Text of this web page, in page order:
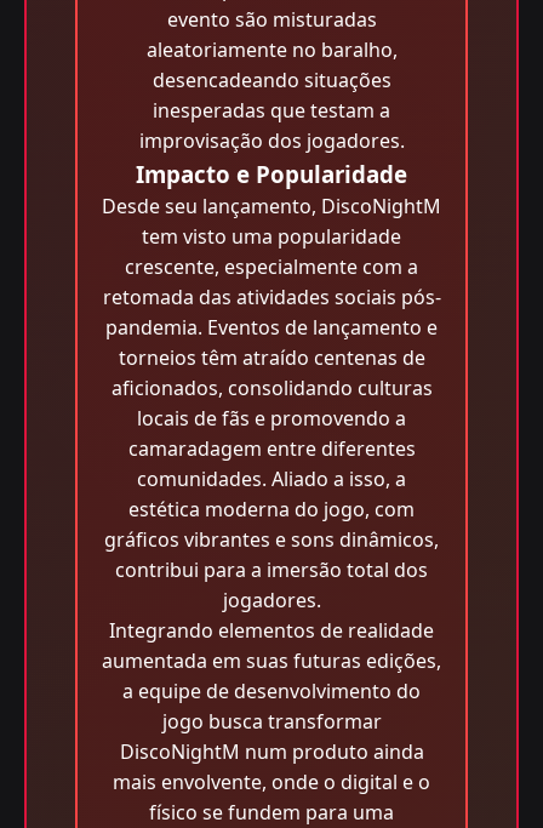
evento são misturadas
aleatoriamente no baralho,
desencadeando situações
inesperadas que testam a
improvisação dos jogadores.
Impacto e Popularidade
Desde seu lançamento, DiscoNightM
tem visto uma popularidade
crescente, especialmente com a
retomada das atividades sociais pós-
pandemia. Eventos de lançamento e
torneios têm atraído centenas de
aficionados, consolidando culturas
locais de fãs e promovendo a
camaradagem entre diferentes
comunidades. Aliado a isso, a
estética moderna do jogo, com
gráficos vibrantes e sons dinâmicos,
contribui para a imersão total dos
jogadores.
Integrando elementos de realidade
aumentada em suas futuras edições,
a equipe de desenvolvimento do
jogo busca transformar
DiscoNightM num produto ainda
mais envolvente, onde o digital e o
físico se fundem para uma